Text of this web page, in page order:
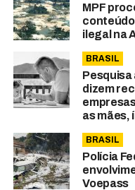
MPF
ilegal na
BRASIL
Pesquisa
dizem
as mães,
BRASIL
Polícia
Voepass